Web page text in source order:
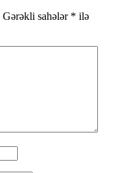
Gərəkli sahələr * ilə